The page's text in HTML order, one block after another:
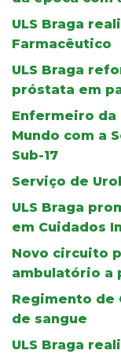
ULS Braga
Farmacêutico
ULS Braga
próstata em
Enfermeiro da
Mundo com a
Sub-17
Serviço de
ULS Braga
em Cuidados
Novo circuito
ambulatório a
Regimento de
de sangue
ULS Braga